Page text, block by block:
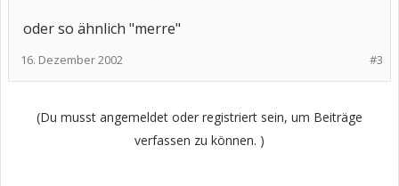
oder so ähnlich "merre"
#3
16. Dezember 2002
(Du musst angemeldet oder registriert sein, um Beiträge
verfassen zu können. )